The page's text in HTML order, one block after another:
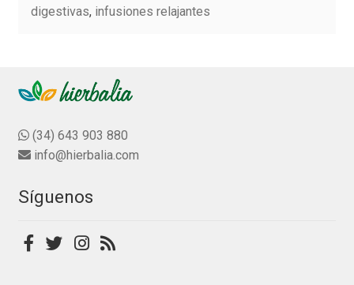
5
en
digestivas, infusiones relajantes
(34) 643 903 880
info@hierbalia.com
Síguenos